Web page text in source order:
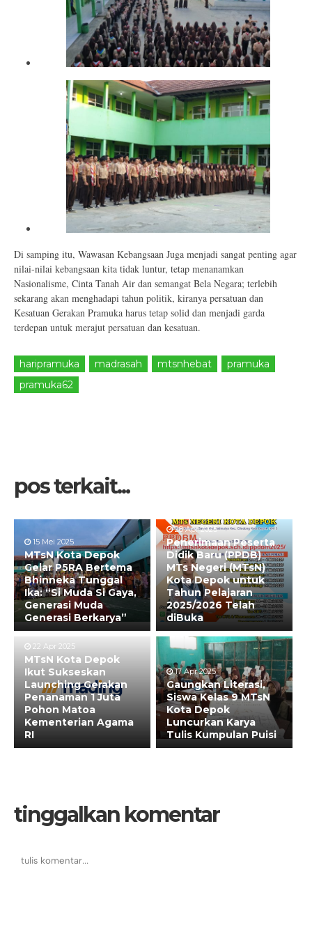
Di samping itu, Wawasan Kebangsaan Juga menjadi sangat penting agar
nilai-nilai kebangsaan kita tidak luntur, tetap menanamkan
Nasionalisme, Cinta Tanah Air dan semangat Bela Negara; terlebih
sekarang akan menghadapi tahun politik, kiranya persatuan dan
Kesatuan Gerakan Pramuka harus tetap solid dan menjadi garda
terdepan untuk merajut persatuan dan kesatuan.
haripramuka madrasah mtsnhebat
pramuka
pramuka62
pos terkait...
15 Mei 2025
MTsN Kota Depok
Gelar P5RA Bertema
Bhinneka Tunggal
Ika: “Si Muda Si Gaya,
Generasi Muda
Generasi Berkarya”
28 Apr 2025
Penerimaan Peserta
Didik Baru (PPDB)
MTs Negeri (MTsN)
Kota Depok untuk
Tahun Pelajaran
2025/2026 Telah
diBuka
22 Apr 2025
MTsN Kota Depok
Ikut Sukseskan
Launching Gerakan
Penanaman 1 Juta
Pohon Matoa
Kementerian Agama
RI
17 Apr 2025
Gaungkan Literasi,
Siswa Kelas 9 MTsN
Kota Depok
Luncurkan Karya
Tulis Kumpulan Puisi
tinggalkan komentar